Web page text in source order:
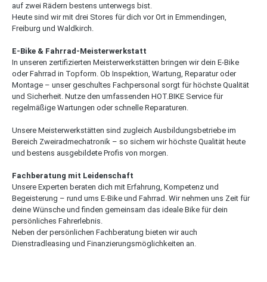
auf zwei Rädern bestens unterwegs bist.
Heute sind wir mit drei Stores für dich vor Ort in Emmendingen,
Freiburg und Waldkirch.
E-Bike & Fahrrad-Meisterwerkstatt
In unseren zertifizierten Meisterwerkstätten bringen wir dein E-Bike
oder Fahrrad in Topform. Ob Inspektion, Wartung, Reparatur oder
Montage – unser geschultes Fachpersonal sorgt für höchste Qualität
und Sicherheit. Nutze den umfassenden HOT.BIKE Service für
regelmäßige Wartungen oder schnelle Reparaturen.
Unsere Meisterwerkstätten sind zugleich Ausbildungsbetriebe im
Bereich Zweiradmechatronik – so sichern wir höchste Qualität heute
und bestens ausgebildete Profis von morgen.
Fachberatung mit Leidenschaft
Unsere Experten beraten dich mit Erfahrung, Kompetenz und
Begeisterung – rund ums E-Bike und Fahrrad. Wir nehmen uns Zeit für
deine Wünsche und finden gemeinsam das ideale Bike für dein
persönliches Fahrerlebnis.
Neben der persönlichen Fachberatung bieten wir auch
Dienstradleasing und Finanzierungsmöglichkeiten an.